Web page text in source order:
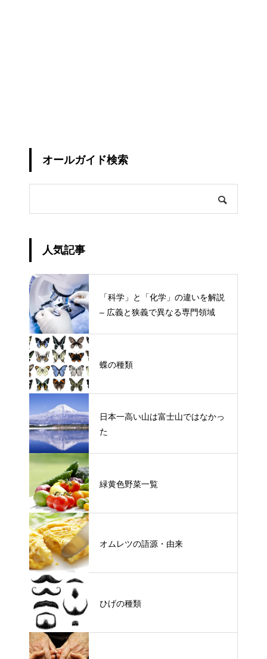
オールガイド検索
人気記事
「科学」と「化学」の違いを解説
– 広義と狭義で異なる専門領域
蝶の種類
日本一高い山は富士山ではなかっ
た
緑黄色野菜一覧
オムレツの語源・由来
ひげの種類